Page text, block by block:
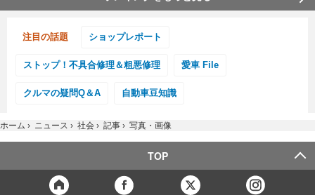
注目の話題 ショップレポート
ストップ！不具合修理＆粗悪修理 愛車 File
クルマの疑問Q＆A 自動車豆知識
ホーム › ニュース › 社会 › 記事 › 写真・画像
TOP